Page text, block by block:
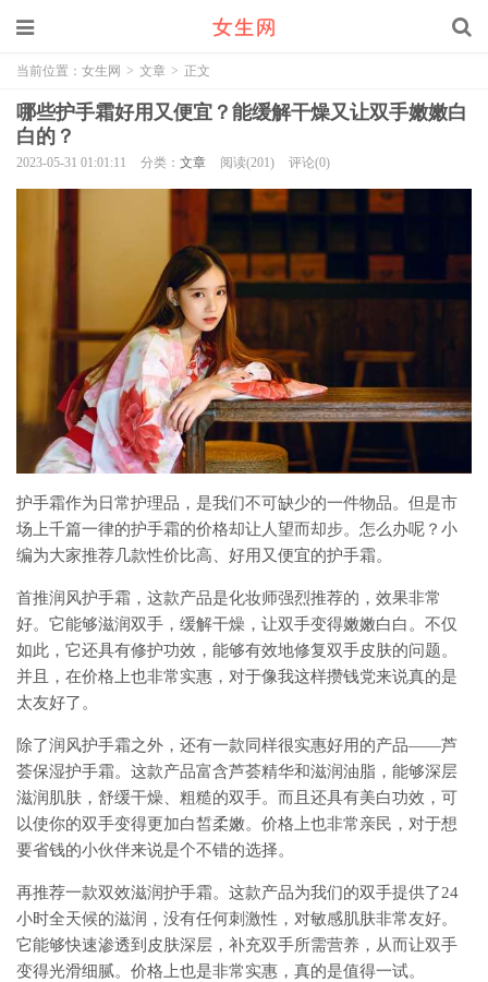
当前位置： 女生网 > 文章 > 正文
哪些护手霜好用又便宜？能缓解干燥又让双手嫩嫩白
白的？
2023-05-31 01:01:11 分类： 文章 阅读(201) 评论(0)
护手霜作为日常护理品，是我们不可缺少的一件物品。但是市
场上千篇一律的护手霜的价格却让人望而却步。怎么办呢？小
编为大家推荐几款性价比高、好用又便宜的护手霜。
首推润风护手霜，这款产品是化妆师强烈推荐的，效果非常
好。它能够滋润双手，缓解干燥，让双手变得嫩嫩白白。不仅
如此，它还具有修护功效，能够有效地修复双手皮肤的问题。
并且，在价格上也非常实惠，对于像我这样攒钱党来说真的是
太友好了。
除了润风护手霜之外，还有一款同样很实惠好用的产品——芦
荟保湿护手霜。这款产品富含芦荟精华和滋润油脂，能够深层
滋润肌肤，舒缓干燥、粗糙的双手。而且还具有美白功效，可
以使你的双手变得更加白皙柔嫩。价格上也非常亲民，对于想
要省钱的小伙伴来说是个不错的选择。
再推荐一款双效滋润护手霜。这款产品为我们的双手提供了24
小时全天候的滋润，没有任何刺激性，对敏感肌肤非常友好。
它能够快速渗透到皮肤深层，补充双手所需营养，从而让双手
变得光滑细腻。价格上也是非常实惠，真的是值得一试。